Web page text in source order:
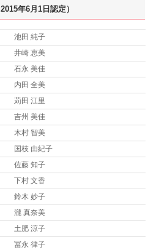
年6月1日認定）
池田 純子
井崎 恵美
石永 美佳
内田 全美
苅田 江里
吉州 美佳
木村 智美
国枝 由紀子
佐藤 知子
下村 文香
鈴木 妙子
瀧 真奈美
土肥 涼子
冨永 律子